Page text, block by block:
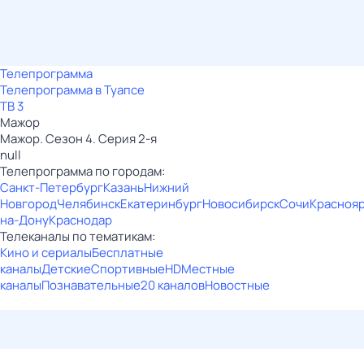
Телепрограмма
Телепрограмма в Туапсе
ТВ 3
Мажор
Мажор. Сезон 4. Серия 2-я
null
Телепрограмма по городам:
Санкт-ПетербургКазаньНижний
НовгородЧелябинскЕкатеринбургНовосибирскСочи
на-ДонуКраснодар
Телеканалы по тематикам:
Кино и сериалыБесплатные
каналыДетскиеСпортивныеHDМестные
каналыПознавательные20 каналовНовостные